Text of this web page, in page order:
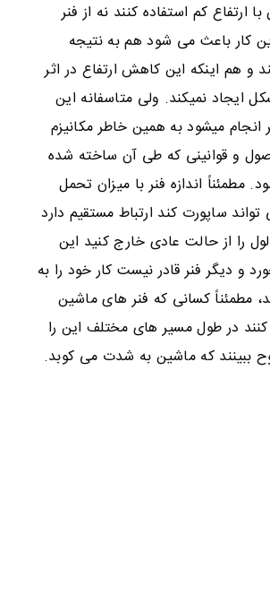
کم استفاده کنند نه از فنر
کار باعث می شود هم به نتیجه
و هم اینکه این کاهش ارتفاع در اثر
ایجاد نمیکند. ولی متاسفانه این
انجام میشود به همین خاطر مکانیزم
و قوانینی که طی آن ساخته شده
اندازه فنر با میزان تحمل
ساپورت کند ارتباط مستقیم دارد
لول را از حالت عادی خارج کنید این
و دیگر فنر قادر نیست کار خود را به
مطمئناً کسانی که فنر های ماشین
در طول مسیر های مختلف این را
ببینند که ماشین به شدت می کوبد.